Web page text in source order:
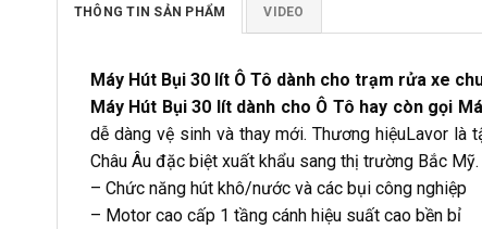
THÔNG TIN SẢN PHẨM VIDEO
Máy Hút Bụi 30 lít Ô Tô dành cho trạm rửa xe
Máy Hút Bụi 30 lít dành cho Ô Tô hay còn gọi
dễ dàng vệ sinh và thay mới. Thương hiệuLavor
Châu Âu đặc biệt xuất khẩu sang thị trường Bắc Mỹ.
– Chức năng hút khô/nước và các bụi công nghiệp
– Motor cao cấp 1 tầng cánh hiệu suất cao bền bỉ